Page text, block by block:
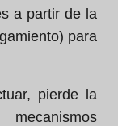
a partir de la
para
pierde la